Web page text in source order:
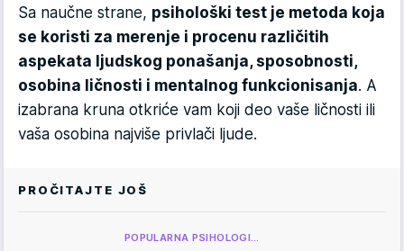
Sa naučne strane, psihološki test je metoda koja
se koristi za merenje i procenu različitih
aspekata ljudskog ponašanja, sposobnosti,
osobina ličnosti i mentalnog funkcionisanja. A
izabrana kruna otkriće vam koji deo vaše ličnosti ili
vaša osobina najviše privlači ljude.
PROČITAJTE JOŠ
POPULARNA PSIHOLOGI…